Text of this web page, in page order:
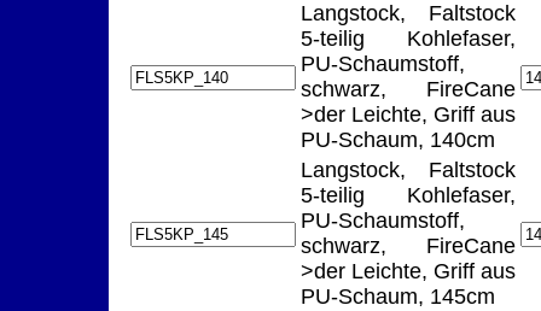
Langstock, Faltstock
5-teilig Kohlefaser,
PU-Schaumstoff,
schwarz, FireCane
>der Leichte, Griff aus
PU-Schaum, 140cm
Langstock, Faltstock
5-teilig Kohlefaser,
PU-Schaumstoff,
schwarz, FireCane
>der Leichte, Griff aus
PU-Schaum, 145cm